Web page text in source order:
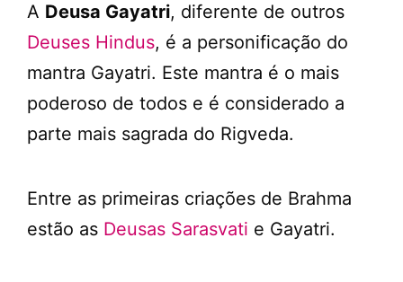
A Deusa Gayatri, diferente de outros
Deuses Hindus, é a personificação do
mantra Gayatri. Este mantra é o mais
poderoso de todos e é considerado a
parte mais sagrada do Rigveda.
Entre as primeiras criações de Brahma
estão as Deusas Sarasvati e Gayatri.